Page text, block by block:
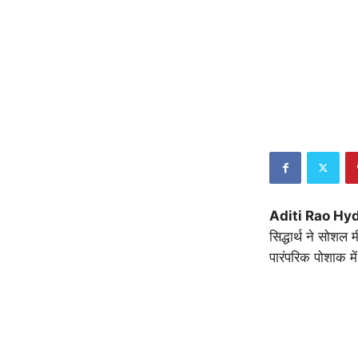
Aditi Rao
सिद्धार्थ ने सोशल
पारंपरिक पोशाक